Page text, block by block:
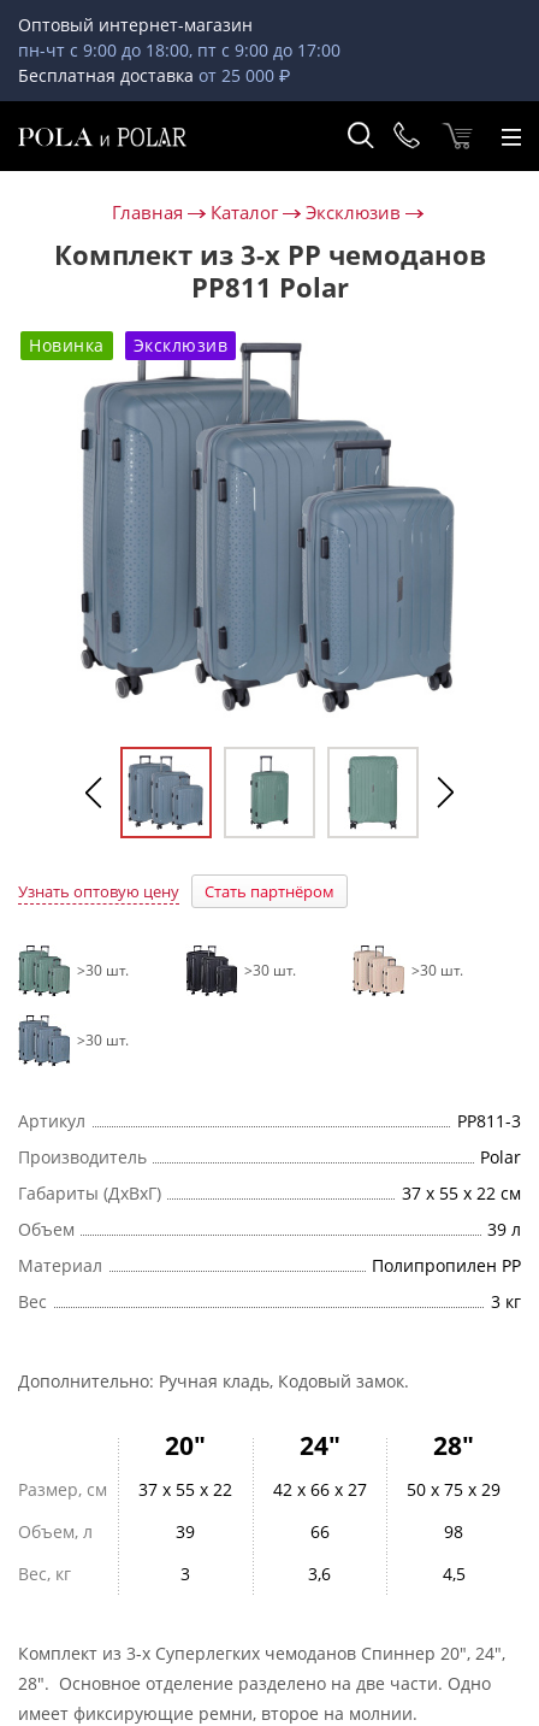
Оптовый интернет-магазин
пн-чт с 9:00 до 18:00, пт с 9:00 до 17:00
Бесплатная доставка от 25 000 ₽
Главная Каталог Эксклюзив
Комплект из 3-х PP чемоданов
РР811 Polar
Новинка Эксклюзив
Узнать оптовую цену Стать партнёром
>30 шт. >30 шт. >30 шт.
>30 шт.
Артикул
РР811-3
Производитель
Polar
Габариты (ДхВхГ)
37 х 55 х 22 см
Объем
39 л
Материал
Полипропилен PP
Вес
3 кг
Дополнительно: Ручная кладь, Кодовый замок.
20" 24" 28"
Размер, см 37 х 55 х 22 42 х 66 х 27
50 х 75 х 29
Объем, л
39 66
98
Вес, кг
3 3,6 4,5
Комплект из 3-х Суперлегких чемоданов Спиннер 20", 24",
28". Основное отделение разделено на две части. Одно
имеет фиксирующие ремни, второе на молнии.